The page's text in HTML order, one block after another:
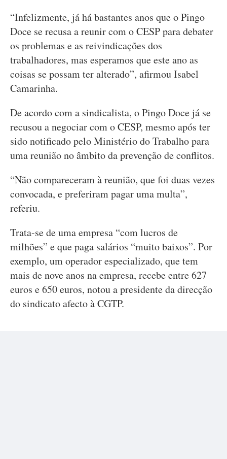
“Infelizmente, já há bastantes anos que o Pingo
Doce se recusa a reunir com o CESP para debater
os problemas e as reivindicações dos
trabalhadores, mas esperamos que este ano as
coisas se possam ter alterado”, afirmou Isabel
Camarinha.
De acordo com a sindicalista, o Pingo Doce já se
recusou a negociar com o CESP, mesmo após ter
sido notificado pelo Ministério do Trabalho para
uma reunião no âmbito da prevenção de conflitos.
“Não compareceram à reunião, que foi duas vezes
convocada, e preferiram pagar uma multa”,
referiu.
Trata-se de uma empresa “com lucros de
milhões” e que paga salários “muito baixos”. Por
exemplo, um operador especializado, que tem
mais de nove anos na empresa, recebe entre 627
euros e 650 euros, notou a presidente da direcção
do sindicato afecto à CGTP.